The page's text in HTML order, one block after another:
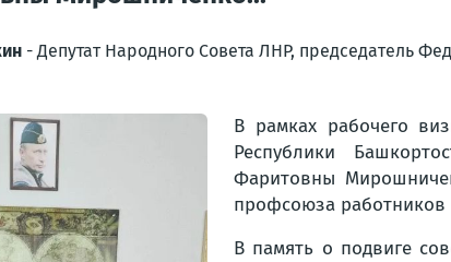
- Депутат Народного Совета ЛНР, председатель
В рамках рабочего
Республики
Фаритовны
профсоюза
В память о подвиге